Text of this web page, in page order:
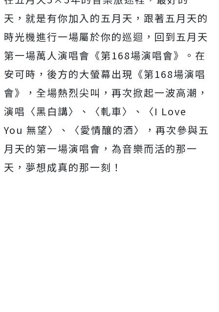
天， 就是有你加入的五月天， 跟著五月天的
時光機進行一場屬於你的巡迴， 回到五月天
第一場萬人演唱會《第168場演唱會》。在
安可時， 後方的大螢幕出現《第168場演唱
會》，全場熱烈尖叫， 再次掀起一波高潮，
演唱〈黑白講〉、〈軋車〉、〈I Love
You 無望〉、〈愛情釀的酒〉，再次參與五
月天的第一場演唱會， 為音樂而活的那一
天，夢想成真的那一刻！